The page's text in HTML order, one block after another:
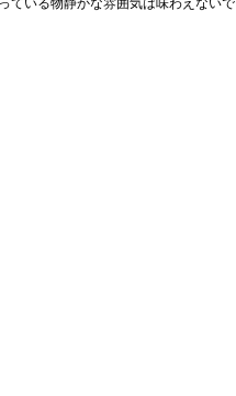
ている物静かな雰囲気は味わえないで